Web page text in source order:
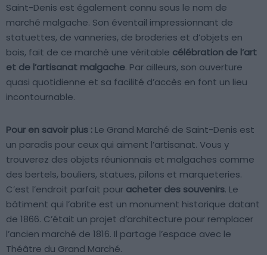
Saint-Denis est également connu sous le nom de
marché malgache. Son éventail impressionnant de
statuettes, de vanneries, de broderies et d’objets en
bois, fait de ce marché une véritable célébration de l’art
et de l’artisanat malgache. Par ailleurs, son ouverture
quasi quotidienne et sa facilité d’accès en font un lieu
incontournable.
Pour en savoir plus : Le Grand Marché de Saint-Denis est
un paradis pour ceux qui aiment l’artisanat. Vous y
trouverez des objets réunionnais et malgaches comme
des bertels, bouliers, statues, pilons et marqueteries.
C’est l’endroit parfait pour acheter des souvenirs. Le
bâtiment qui l’abrite est un monument historique datant
de 1866. C’était un projet d’architecture pour remplacer
l’ancien marché de 1816. Il partage l’espace avec le
Théâtre du Grand Marché.